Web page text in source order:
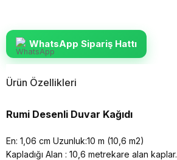
WhatsApp Sipariş Hattı
Ürün Özellikleri
Rumi Desenli Duvar Kağıdı
En: 1,06 cm Uzunluk:10 m (10,6 m2)
Kapladığı Alan : 10,6 metrekare alan kaplar.